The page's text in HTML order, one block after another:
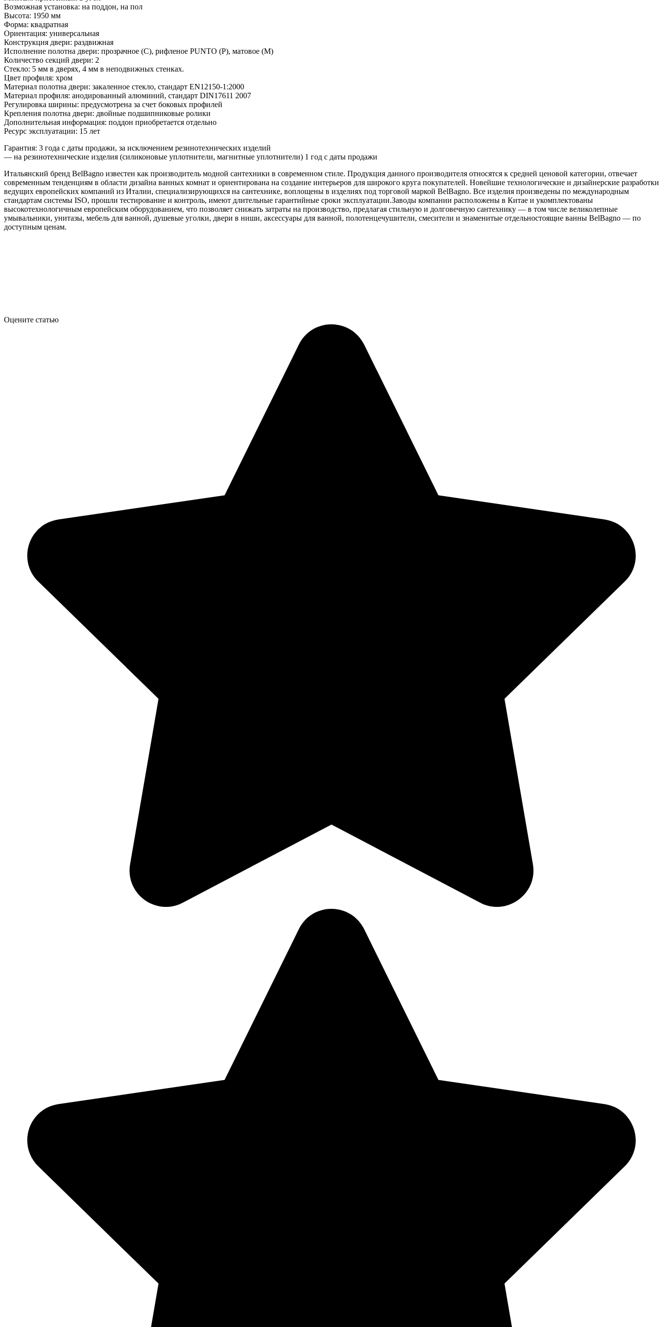
Возможная установка: на поддон, на пол
Высота: 1950 мм
Форма: квадратная
Ориентация: универсальная
Конструкция двери: раздвижная
Исполнение полотна двери: прозрачное (C), рифленое PUNTO (P), матовое (M)
Количество секций двери: 2
Стекло: 5 мм в дверях, 4 мм в неподвижных стенках.
Цвет профиля: хром
Материал полотна двери: закаленное стекло, стандарт EN12150-1:2000
Материал профиля: анодированный алюминий, стандарт DIN17611 2007
Регулировка ширины: предусмотрена за счет боковых профилей
Крепления полотна двери: двойные подшипниковые ролики
Дополнительная информация: поддон приобретается отдельно
Ресурс эксплуатации: 15 лет
Гарантия: 3 года с даты продажи, за исключением резинотехнических изделий
— на резинотехнические изделия (силиконовые уплотнители, магнитные уплотнители) 1 год с даты продажи
Итальянский бренд BelBagno известен как производитель модной сантехники в современном стиле. Продукция данного производителя относятся к средней ценовой категории, отвечает
современным тенденциям в области дизайна ванных комнат и ориентирована на создание интерьеров для широкого круга покупателей. Новейшие технологические и дизайнерские разработки
ведущих европейских компаний из Италии, специализирующихся на сантехнике, воплощены в изделиях под торговой маркой BelBagno. Все изделия произведены по международным
стандартам системы ISO, прошли тестирование и контроль, имеют длительные гарантийные сроки эксплуатации.Заводы компании расположены в Китае и укомплектованы
высокотехнологичным европейским оборудованием, что позволяет снижать затраты на производство, предлагая стильную и долговечную сантехнику — в том числе великолепные
умывальники, унитазы, мебель для ванной, душевые уголки, двери в ниши, аксессуары для ванной, полотенцечушители, смесители и знаменитые отдельностоящие ванны BelBagno — по
доступным ценам.
Оцените статью